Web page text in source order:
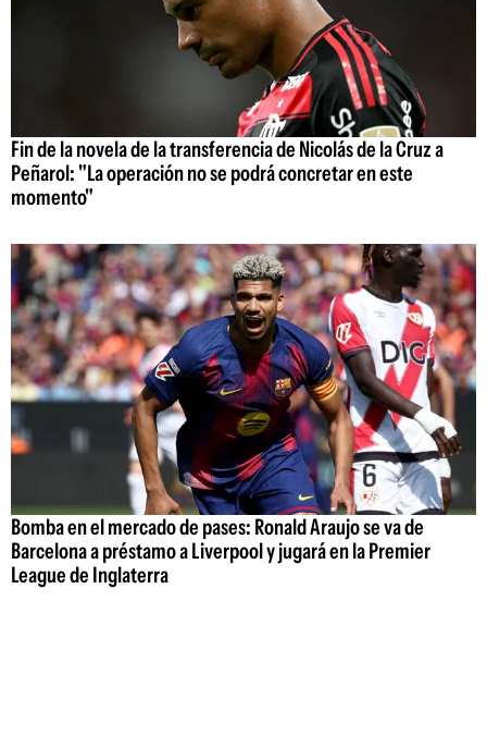
Fin de la novela de la transferencia de Nicolás de la Cruz a
Peñarol: "La operación no se podrá concretar en este
momento"
Bomba en el mercado de pases: Ronald Araujo se va de
Barcelona a préstamo a Liverpool y jugará en la Premier
League de Inglaterra